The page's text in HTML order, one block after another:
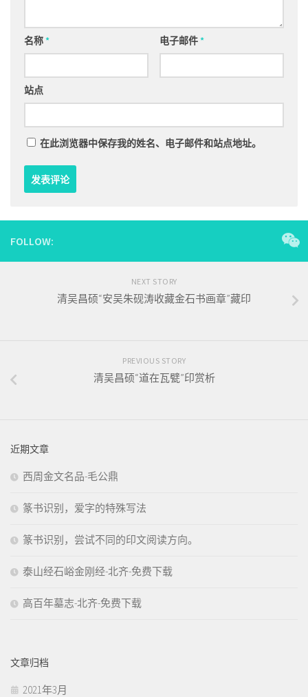
名称* 电子邮件*
站点
在此浏览器中保存我的姓名、电子邮件和站点地址。
FOLLOW:
NEXT STORY
清吴昌硕“安吴朱砚涛收藏金石书画章”藏印
PREVIOUS STORY
清吴昌硕“道在瓦甓”印赏析
近期文章
西周金文名品-毛公鼎
篆书识别，爱字的特殊写法
篆书识别，尝试不同的印文阅读方向。
泰山经石峪金刚经-北齐-免费下载
高百年墓志-北齐-免费下载
文章归档
2021年3月